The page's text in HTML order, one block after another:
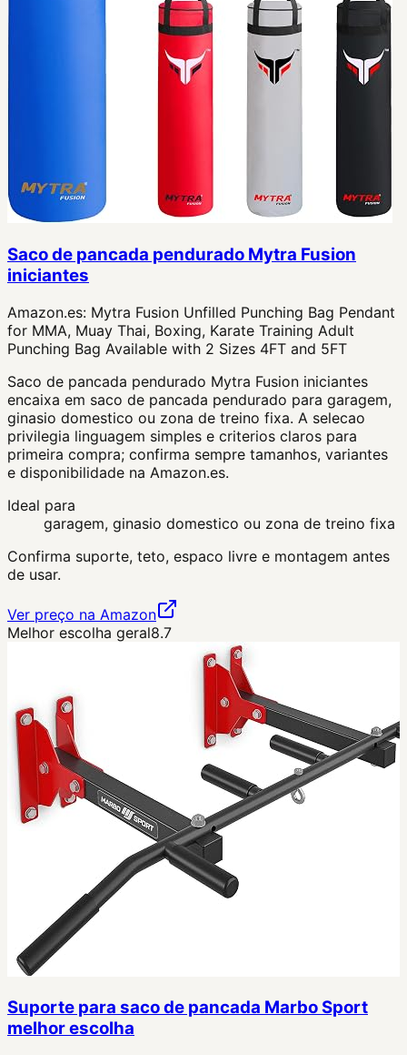
Saco de pancada pendurado Mytra Fusion
iniciantes
Amazon.es: Mytra Fusion Unfilled Punching Bag Pendant
for MMA, Muay Thai, Boxing, Karate Training Adult
Punching Bag Available with 2 Sizes 4FT and 5FT
Saco de pancada pendurado Mytra Fusion iniciantes
encaixa em saco de pancada pendurado para garagem,
ginasio domestico ou zona de treino fixa. A selecao
privilegia linguagem simples e criterios claros para
primeira compra; confirma sempre tamanhos, variantes
e disponibilidade na Amazon.es.
Ideal para
garagem, ginasio domestico ou zona de treino fixa
Confirma suporte, teto, espaco livre e montagem antes
de usar.
Ver preço na Amazon
Melhor escolha geral8.7
Suporte para saco de pancada Marbo Sport
melhor escolha